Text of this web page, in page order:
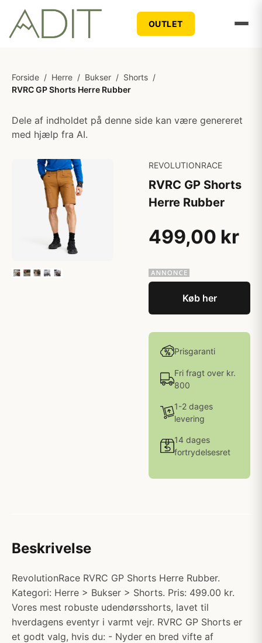
OUTLET
Forside / Herre / Bukser / Shorts /
RVRC GP Shorts Herre Rubber
Dele af indholdet på denne side kan være genereret
med hjælp fra AI.
REVOLUTIONRACE
RVRC GP Shorts
Herre Rubber
499,00 kr
Køb her
Prisgaranti
Fri fragt over kr.
800
1-2 dages
levering
14 dages
fortrydelsesret
Beskrivelse
RevolutionRace RVRC GP Shorts Herre Rubber.
Kategori: Herre > Bukser > Shorts. Pris: 499.00 kr.
Vores mest robuste udendørsshorts, lavet til
hverdagens eventyr i varmt vejr. RVRC GP Shorts er
et godt valg, hvis du: - Nyder en bred vifte af